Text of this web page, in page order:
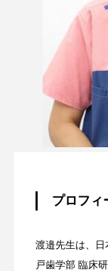
プロフィ
渡邉先生は、
戸歯学部 臨床